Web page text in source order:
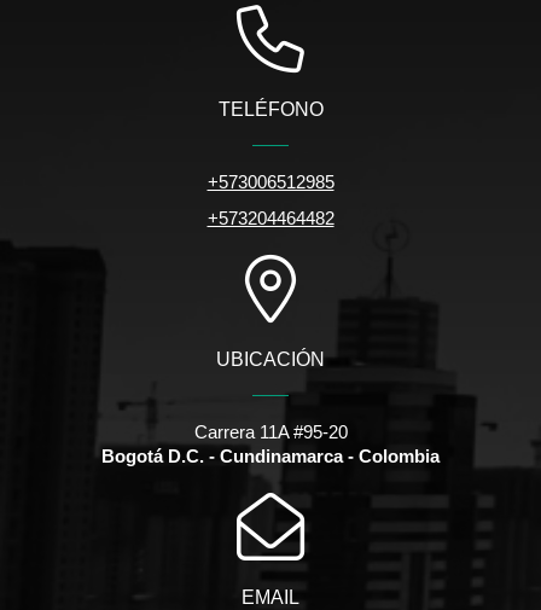
TELÉFONO
+573006512985
+573204464482
UBICACIÓN
Carrera 11A #95-20
Bogotá D.C. - Cundinamarca - Colombia
EMAIL